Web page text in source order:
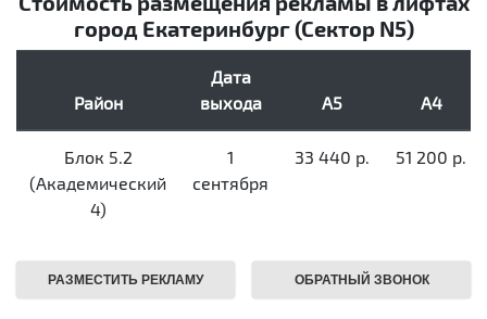
город Екатеринбург (Сектор N5)
Район
Дата
выхода
А5 А4
Блок 5.2
(Академический
4)
1
сентября
33 440 р. 51 200 р.
РАЗМЕСТИТЬ РЕКЛАМУ ОБРАТНЫЙ ЗВОНОК